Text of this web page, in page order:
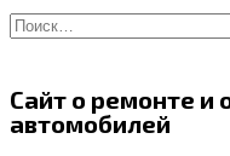
Перейти
к
Search
for:
Сайт о ремонте и
автомобилей